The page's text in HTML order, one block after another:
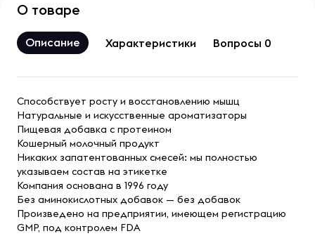
О товаре
Описание Характеристики Вопросы 0
Способствует росту и восстановлению мышц
Натуральные и искусственные ароматизаторы
Пищевая добавка с протеином
Кошерный молочный продукт
Никаких запатентованных смесей: мы полностью
указываем состав на этикетке
Компания основана в 1996 году
Без аминокислотных добавок — без добавок
Произведено на предприятии, имеющем регистрацию
GMP, под контролем FDA